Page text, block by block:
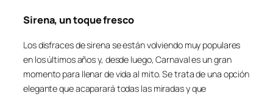
Sirena, un toque fresco
Los disfraces de sirena se están volviendo muy populares
en los últimos años y, desde luego, Carnaval es un gran
momento para llenar de vida al mito. Se trata de una opción
elegante que acaparará todas las miradas y que